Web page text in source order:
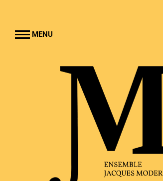
MENU
OUTREACH